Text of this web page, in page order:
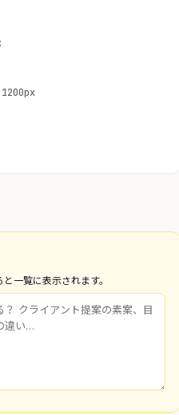
一覧に表示されます。